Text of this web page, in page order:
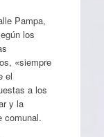
Pampa,
los
«siempre
el
a los
y la
comunal.